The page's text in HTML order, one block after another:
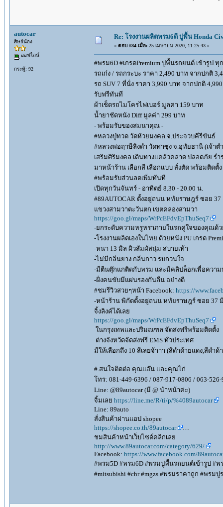
autocar
ศิษย์น้อง
ออฟไลน์
กระทู้: 92
Re: โรงงานผลิตพรม6ดี ปูพื้น Honda
« ตอบ #84 เมื่อ: 25 เมษายน 2020, 11:25:43 »
#พรม6D #เกรดPremium ปูพื้นรถยนต์ เข้ารูป ทุ
รถเก๋ง / รถกระบะ ราคา 2,490 บาท จากปกติ
รถ SUV 7 ที่นั่ง ราคา 3,990 บาท จากปกติ
รับฟรีทันที
ผ้าเช็ดรถไมโครไฟเบอร์ มูลค่า 159 บาท
น้ำยาชัดหนัง Diff มูลค่า 299 บาท
- พร้อมรับของสมนาคุณ -
#หลวงปู่ทวด วัดห้วยมงคล จ.ประจวบคีรีขันธ์
#หลวงพ่อฤาษีลิงดำ วัดท่าซุง จ.อุทัยธานี (เจ้าต
เสริมศิริมงคล เดินทางแคล้วคลาด ปลอดภัย ร่ำ
มาหน้าร้าน เลือกสี เลือกแบบ สั่งตัด พร้อมติดตั้ง
#พร้อมรับส่วนลดเพิ่มทันที
เปิดทุกวันจันทร์ - อาทิตย์ 8.30 - 20.00 น.
#89AUTOCAR ตั้งอยู่ถนน หทัยราษฎร์ ซอย 37
แขวงสามวาตะวันตก เขตคลองสามวา
https://goo.gl/maps/WrPcEFdvEpThuSeq7
-ยกระดับความหรูหราภายในรถคู่ใจของคุณด้ว
-โรงงานผลิตเองในไทย ด้วยหนัง PU เกรด
-หนา 13 มิล ผิวสัมผัสนุ่ม สบายเท้า
-ไม่มีกลิ่นยาง กลิ่นกาว รบกวนใจ
-มีตีนตุ๊กแกติดกับพรม และมีคลิปล็อกเพื่อควา
-ฝั่งคนขับมีแผ่นรองกันลื่น อย่างดี
#ชมรีวิวสวยๆหน้า Facebook: https://
-หน้าร้าน พิกัดตั้งอยู่ถนน หทัยราษฎร์ ซอย 37
จิ้งลิงค์ได้เลย
https://goo.gl/maps/WrPcEFdvEpThuSeq7
ในกรุงเทพและปริมณฑล จัดส่งฟรีพร้อมติดตั้ง
ต่างจังหวัดจัดส่งฟรี EMS ทั่วประเทศ
มีให้เลือกถึง 10 สีเลยจ้าาา (สีดำด้ายแดง,สีด
#.สนใจติดต่อ คุณแอ๊น และคุณไก่
โทร: 081-449-6396 / 087-917-0806 / 063-
Line: @89autocar (มี @ นำหน้าค่ะ)
จิ้มเลย https://line.me/R/ti/p/%4089autocar
Line: 89auto
สั่งสินค้าผ่านแอป shopee
https://shopee.co.th/89autocar
…
ชมสินค้าหน้าเว็บไซด์คลิกเลย
http://www.89autocar.com/category/629/
Facebook: https://www.facebook.com/
#พรม5D #พรม6D #พรมปูพื้นรถยนต์เข้ารูป #พร
#mitsubishi #chr #mgzs #พรมราคาถูก #พรม